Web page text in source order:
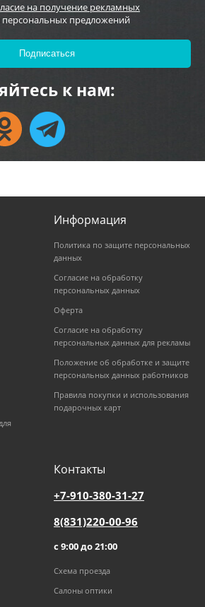
на получение рекламных
персональных предложений
к нам:
Информация
Политика по защите персональных
данных
Согласие на обработку
персональных данных
Оферта
Согласие на обработку
персональных данных для рекламы
Положение об обработке и защите
персональных данных работников
Правила покупки и использования
подарочных карт
Контакты
+7-910-380-31-27
8(831)220-00-96
с 9:00 до 21:00
Схема проезда
Салоны оптики